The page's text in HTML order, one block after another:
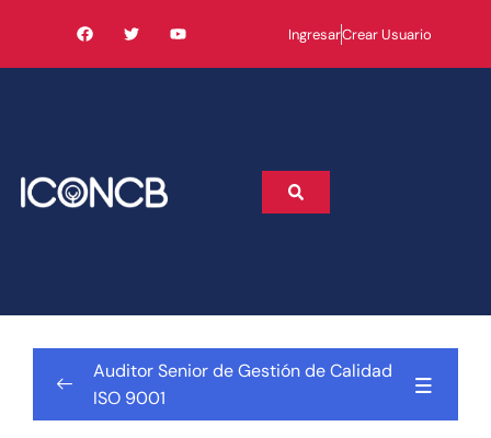
IngresarCrear Usuario
Auditor Senior de Gestión de Calidad
ISO 9001